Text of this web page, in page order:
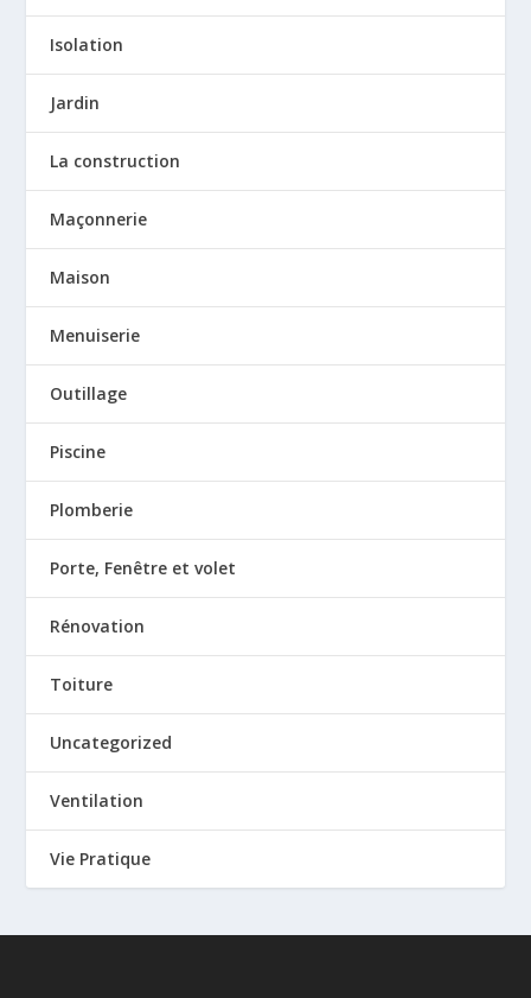
Isolation
Jardin
La construction
Maçonnerie
Maison
Menuiserie
Outillage
Piscine
Plomberie
Porte, Fenêtre et volet
Rénovation
Toiture
Uncategorized
Ventilation
Vie Pratique